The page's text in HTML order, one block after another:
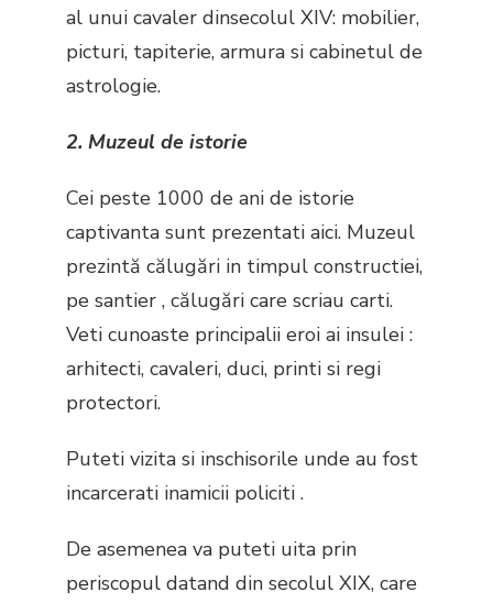
al unui cavaler dinsecolul XIV: mobilier,
picturi, tapiterie, armura si cabinetul de
astrologie.
2. Muzeul de istorie
Cei peste 1000 de ani de istorie
captivanta sunt prezentati aici. Muzeul
prezintă călugări in timpul constructiei,
pe santier , călugări care scriau carti.
Veti cunoaste principalii eroi ai insulei :
arhitecti, cavaleri, duci, printi si regi
protectori.
Puteti vizita si inschisorile unde au fost
incarcerati inamicii policiti .
De asemenea va puteti uita prin
periscopul datand din secolul XIX, care